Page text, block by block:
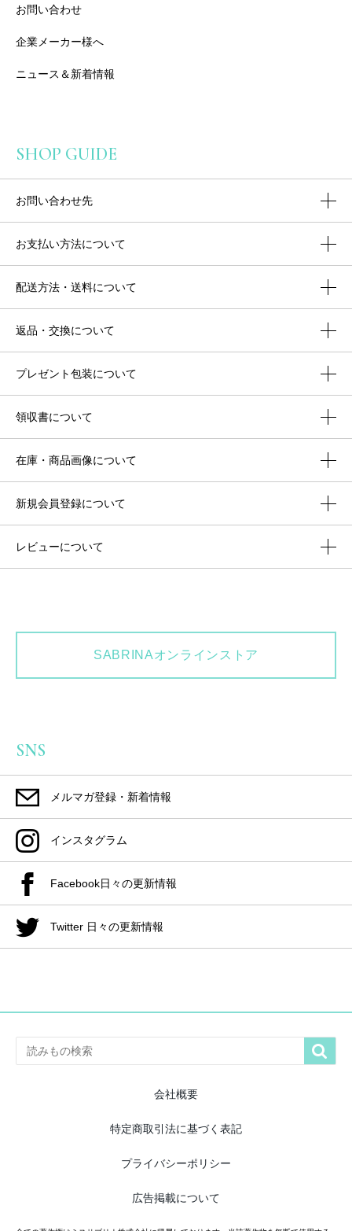
お問い合わせ
企業メーカー様へ
ニュース＆新着情報
SHOP GUIDE
お問い合わせ先
お支払い方法について
配送方法・送料について
返品・交換について
プレゼント包装について
領収書について
在庫・商品画像について
新規会員登録について
レビューについて
SABRINAオンラインストア
SNS
メルマガ登録・新着情報
インスタグラム
Facebook日々の更新情報
Twitter 日々の更新情報

会社概要
特定商取引法に基づく表記
プライバシーポリシー
広告掲載について